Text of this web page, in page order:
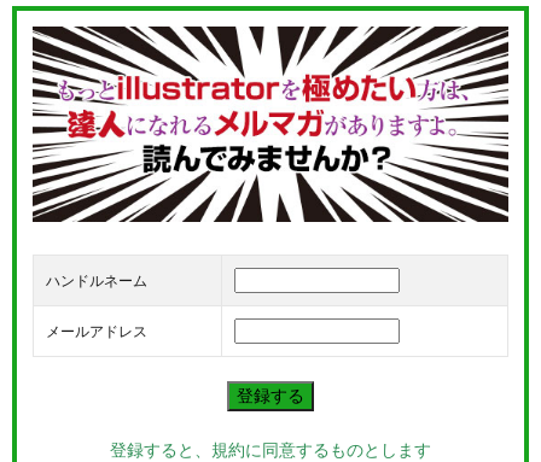
ハンドルネーム
メールアドレス
登録すると、規約に同意するものとします